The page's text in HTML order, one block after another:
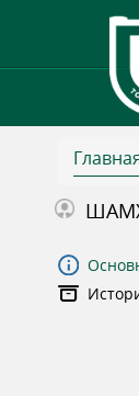
В
ы
з